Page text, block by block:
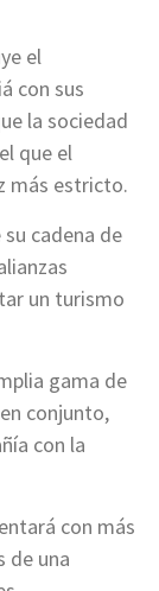
el
con sus
la sociedad
que el
más estricto.
cadena de
un turismo
gama de
conjunto,
con la
con más
de una